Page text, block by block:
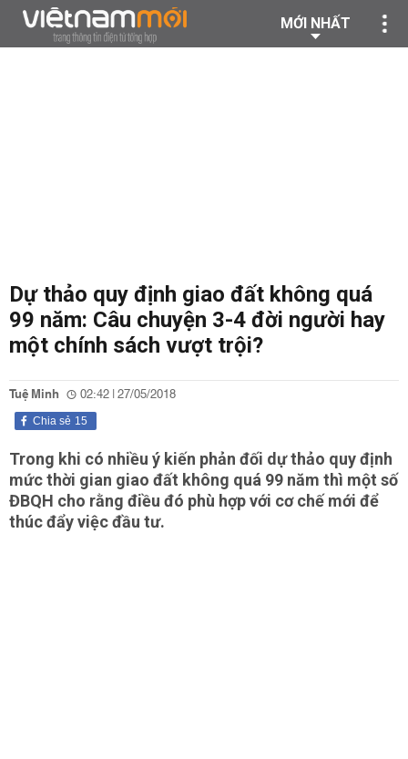
MỚI NHẤT
Dự thảo quy định giao đất không quá
99 năm: Câu chuyện 3-4 đời người hay
một chính sách vượt trội?
Tuệ Minh 02:42 | 27/05/2018
15
Chia sẻ
Trong khi có nhiều ý kiến phản đối dự thảo quy định
mức thời gian giao đất không quá 99 năm thì một số
ĐBQH cho rằng điều đó phù hợp với cơ chế mới để
thúc đẩy việc đầu tư.